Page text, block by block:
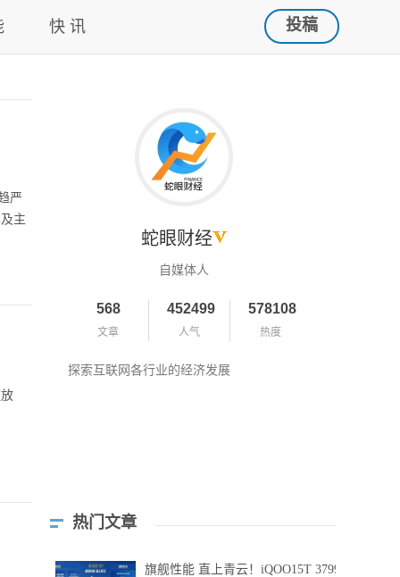
快 讯 投稿
严
主
蛇眼财经
自媒体人
568
文章
452499
人气
578108
热度
探索互联网各行业的经济发展
热门文章
旗舰性能 直上青云！iQOO15T 3799